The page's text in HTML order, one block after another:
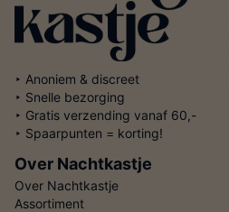
‣ Anoniem & discreet
‣ Snelle bezorging
‣ Gratis verzending vanaf 60,-
‣ Spaarpunten = korting!
Over Nachtkastje
Over Nachtkastje
Assortiment